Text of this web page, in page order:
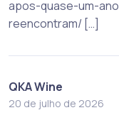
apos-quase-um-
reencontram/ […]
QKA Wine
20 de julho de 2026